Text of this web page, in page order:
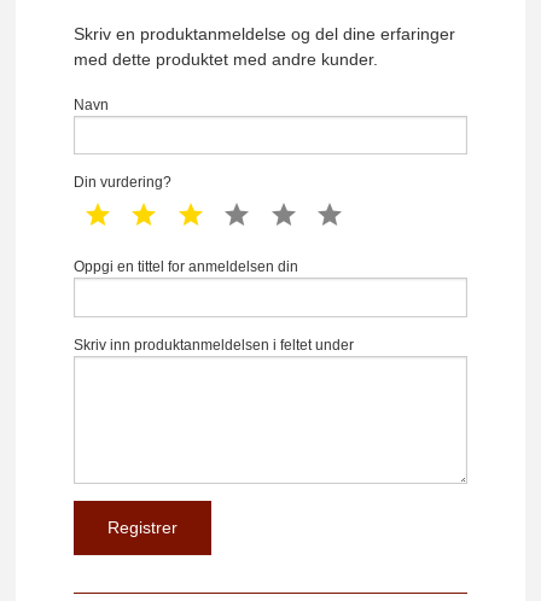
Skriv en produktanmeldelse og del dine erfaringer
med dette produktet med andre kunder.
Navn
Din vurdering?
1 star 2 star 3 star 4 star 5 star
Oppgi en tittel for anmeldelsen din
Skriv inn produktanmeldelsen i feltet under